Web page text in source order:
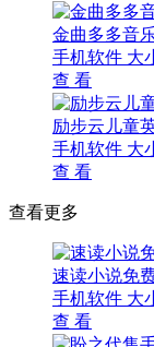
金曲多多音
手机软件 大
查 看
励步云儿童
手机软件 大
查 看
查看更多
速读小说免
手机软件 大
查 看